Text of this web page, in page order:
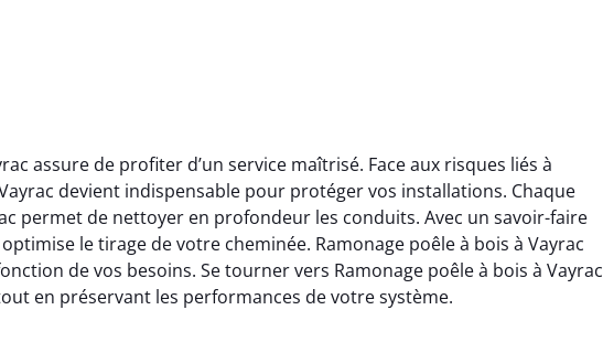
assure de profiter d’un service maîtrisé. Face aux risques liés à
devient indispensable pour protéger vos installations. Chaque
permet de nettoyer en profondeur les conduits. Avec un savoir-faire
le tirage de votre cheminée. Ramonage poêle à bois à Vayrac
de vos besoins. Se tourner vers Ramonage poêle à bois à Vayrac
en préservant les performances de votre système.